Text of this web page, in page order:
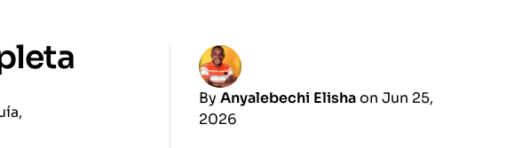
By Anyalebechi Elisha on Jun 25,
2026